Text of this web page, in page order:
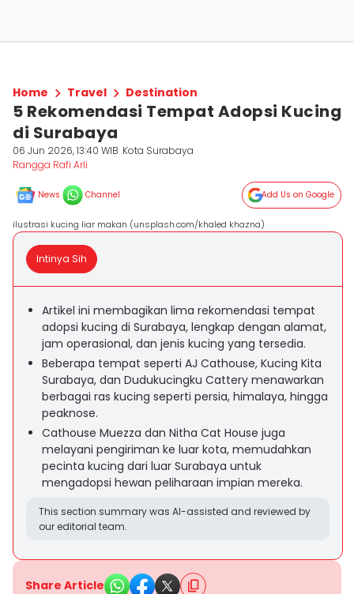
Home Travel Destination
5 Rekomendasi Tempat Adopsi Kucing
di Surabaya
06 Jun 2026, 13:40 WIB Kota Surabaya
Rangga Rafi Arli
News Channel Add Us on Google
ilustrasi kucing liar makan (unsplash.com/khaled khazna)
Intinya Sih
Artikel ini membagikan lima rekomendasi tempat
adopsi kucing di Surabaya, lengkap dengan alamat,
jam operasional, dan jenis kucing yang tersedia.
Beberapa tempat seperti AJ Cathouse, Kucing Kita
Surabaya, dan Dudukucingku Cattery menawarkan
berbagai ras kucing seperti persia, himalaya, hingga
peaknose.
Cathouse Muezza dan Nitha Cat House juga
melayani pengiriman ke luar kota, memudahkan
pecinta kucing dari luar Surabaya untuk
mengadopsi hewan peliharaan impian mereka.
This section summary was AI-assisted and reviewed by
our editorial team.
Share Article